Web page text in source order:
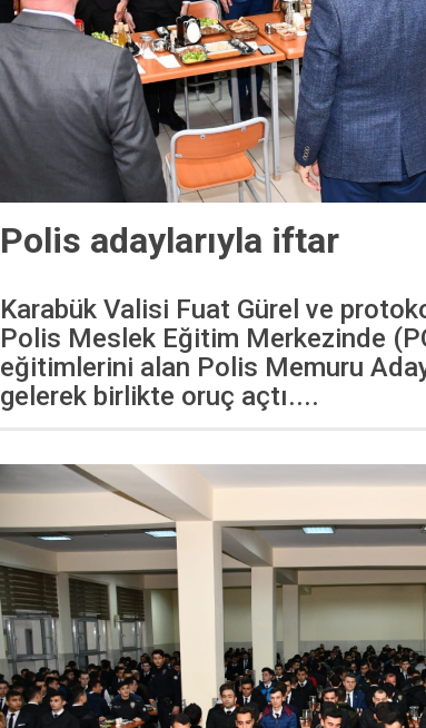
Polis adaylarıyla iftar
Karabük Valisi Fuat Gürel ve
Polis Meslek Eğitim Merkezinde
eğitimlerini alan Polis Memuru
gelerek birlikte oruç açtı....